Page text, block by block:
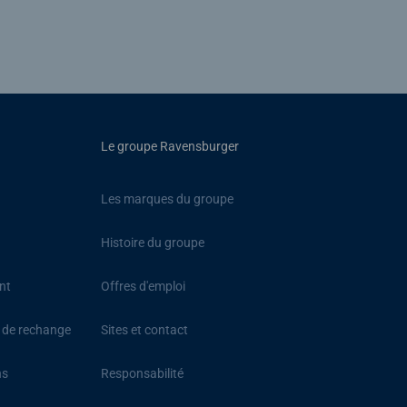
rechange
Le groupe Ravensburger
Les marques du groupe
Histoire du groupe
Offres d'emploi
Sites et contact
Responsabilité